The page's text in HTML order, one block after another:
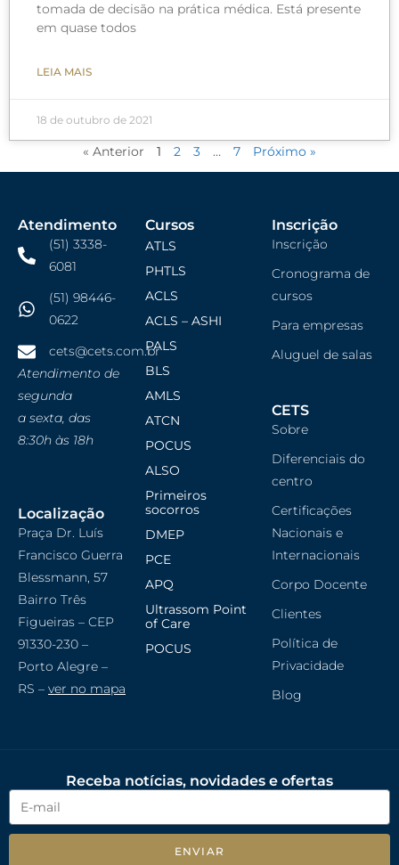
tomada de decisão na prática médica. Está presente
em quase todos
LEIA MAIS
18 de outubro de 2021
« Anterior 1 2 3 … 7 Próximo »
Atendimento
(51) 3338-
6081
(51) 98446-
0622
cets@cets.com.br
Atendimento de
segunda
a sexta, das
8:30h às 18h
Localização
Praça Dr. Luís
Francisco Guerra
Blessmann, 57
Bairro Três
Figueiras – CEP
91330-230 –
Porto Alegre –
RS – ver no mapa
Cursos
ATLS
PHTLS
ACLS
ACLS – ASHI
PALS
BLS
AMLS
ATCN
POCUS
ALSO
Primeiros
socorros
DMEP
PCE
APQ
Ultrassom Point
of Care
POCUS
Inscrição
Inscrição
Cronograma de
cursos
Para empresas
Aluguel de salas
CETS
Sobre
Diferenciais do
centro
Certificações
Nacionais e
Internacionais
Corpo Docente
Clientes
Política de
Privacidade
Blog
Receba notícias, novidades e ofertas
ENVIAR